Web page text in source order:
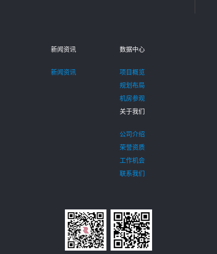
新闻资讯
新闻资讯
数据中心
项目概览
规划布局
机房参观
关于我们
公司介绍
荣誉资质
工作机会
联系我们